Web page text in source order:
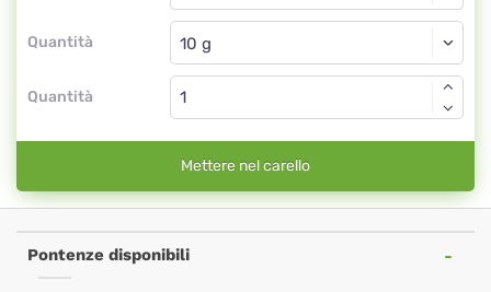
Quantità
Globuli
Quantità
Mettere nel carello
Pontenze disponibili